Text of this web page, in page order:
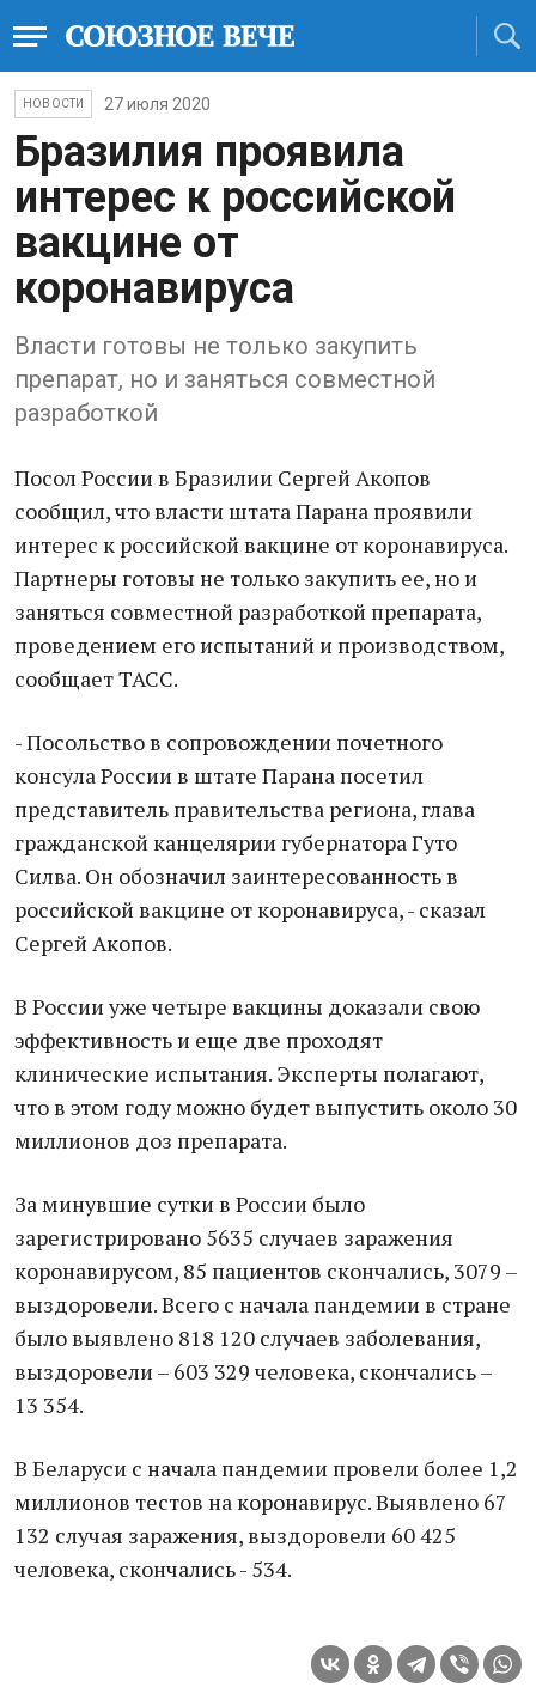
НОВОСТИ 27 июля 2020
Бразилия проявила
интерес к российской
вакцине от
коронавируса
Власти готовы не только закупить
препарат, но и заняться совместной
разработкой
Посол России в Бразилии Сергей Акопов
сообщил, что власти штата Парана проявили
интерес к российской вакцине от коронавируса.
Партнеры готовы не только закупить ее, но и
заняться совместной разработкой препарата,
проведением его испытаний и производством,
сообщает ТАСС.
- Посольство в сопровождении почетного
консула России в штате Парана посетил
представитель правительства региона, глава
гражданской канцелярии губернатора Гуто
Силва. Он обозначил заинтересованность в
российской вакцине от коронавируса, - сказал
Сергей Акопов.
В России уже четыре вакцины доказали свою
эффективность и еще две проходят
клинические испытания. Эксперты полагают,
что в этом году можно будет выпустить около 30
миллионов доз препарата.
За минувшие сутки в России было
зарегистрировано 5635 случаев заражения
коронавирусом, 85 пациентов скончались, 3079 –
выздоровели. Всего с начала пандемии в стране
было выявлено 818 120 случаев заболевания,
выздоровели – 603 329 человека, скончались –
13 354.
В Беларуси с начала пандемии провели более 1,2
миллионов тестов на коронавирус. Выявлено 67
132 случая заражения, выздоровели 60 425
человека, скончались - 534.